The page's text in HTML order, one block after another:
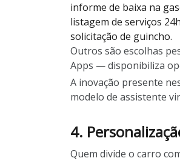
informe de baixa na
listagem de serviços
solicitação de guincho.
Outros são escolhas
Apps — disponibiliza
A inovação presente
modelo de assistente
4.
Quem divide o carro